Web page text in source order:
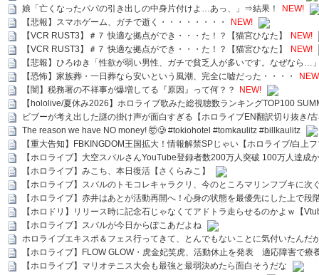
娘「亡くなったパパの引き出しの中身片付けよ…あっ、」⇒結果！
NEW!
【悲報】スマホゲーム、ガチで逝く・・・・・・・・
NEW!
【VCR RUST3】＃７ 快適な拠点ができ・・・た！？【猫宮ひなた】
NEW!
【VCR RUST3】＃７ 快適な拠点ができ・・・た！？【猫宮ひなた】
NEW!
【悲報】ひろゆき「性欲が弱い男性、ガチで貧乏人が多いです。なぜなら…
【恐怖】家族葬・一日葬なら安いという風潮、完全に嘘だった・・・・
【闇】税務署の不祥事が爆増してる『原因』って何？？
NEW!
【hololive/夏休み2026】ホロライブ歌みた総視聴数ランキングTOP100
ビブーが考え出した謎の掛け声が面白すぎる【ホロライブEN翻訳切り抜き/
The reason we have NO money! 🤯🥲 #tokiohotel #tomkaulitz #billkaulitz
【重大告知】FBKINGDOM王国拡大！情報解禁SPじゃい【ホロライブ/白上
【ホロライブ】大空スバルさんYouTube登録者数200万人突破 100万人達成
【ホロライブ】みこち、本日復活【さくらみこ】
【ホロライブ】スバルのトモコレキャラクリ、今のところマリンフブキに
【ホロライブ】赤井はあとが活動再開へ！心身の状態を最優先にした上で段
【ホロドリ】リリース時に記念石じゃなくてアドトラ走らせるのかよｗ【
【ホロライブ】スバルが今日からぽこあだよね
ホロライブエキスポ＆フェス行ってきて、とんでもないことに気付いたんだ
【ホロライブ】FLOW GLOW・虎金妃笑虎、活動休止を発表 適応障害で療
【ホロライブ】マリオテニス大会も最強と最弱決めたら面白そうだな